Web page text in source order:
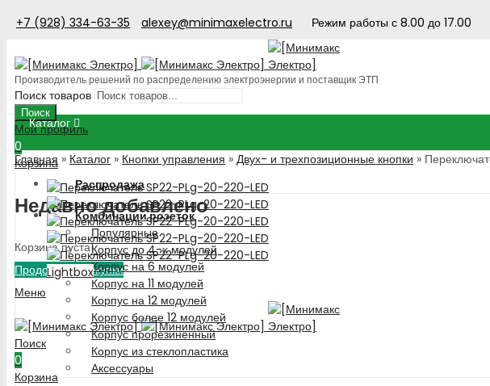
+7 (928) 334-63-35 alexey@minimaxelectro.ru Режим работы с 8.00 до 17.00
Производитель решений по распределению электроэнергии и поставщик ЭТП
Поиск товаров
Поиск
Мой профиль
0
Корзина
Недавно добавлено
Корзина пуста!
Продолжить покупки
Меню
Поиск
0
Корзина
Каталог
Распродажа
Комбинации розеток
Популярные
Корпус до 4-х модулей
Корпус на 6 модулей
Корпус на 11 модулей
Корпус на 12 модулей
Корпус более 12 модулей
Корпус прорезиненный
Корпус из стеклопластика
Аксессуары
Главная » Каталог » Кнопки управления » Двух- и трехпозиционные кнопки »
Lightbox